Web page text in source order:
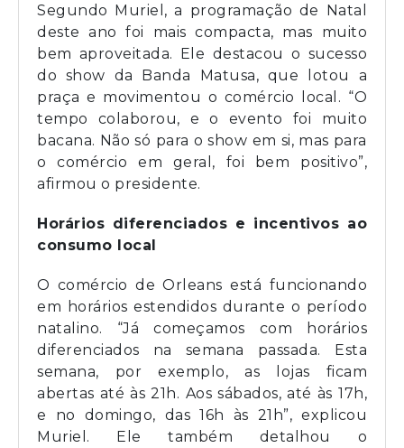
Segundo Muriel, a programação de Natal
deste ano foi mais compacta, mas muito
bem aproveitada. Ele destacou o sucesso
do show da Banda Matusa, que lotou a
praça e movimentou o comércio local. “O
tempo colaborou, e o evento foi muito
bacana. Não só para o show em si, mas para
o comércio em geral, foi bem positivo”,
afirmou o presidente.
Horários diferenciados e incentivos ao
consumo local
O comércio de Orleans está funcionando
em horários estendidos durante o período
natalino. “Já começamos com horários
diferenciados na semana passada. Esta
semana, por exemplo, as lojas ficam
abertas até às 21h. Aos sábados, até às 17h,
e no domingo, das 16h às 21h”, explicou
Muriel. Ele também detalhou o